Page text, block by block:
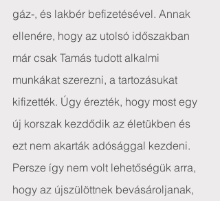
gáz-, és lakbér befizetésével. Annak
ellenére, hogy az utolsó időszakban
már csak Tamás tudott alkalmi
munkákat szerezni, a tartozásukat
kifizették. Úgy érezték, hogy most egy
új korszak kezdődik az életükben és
ezt nem akarták adósággal kezdeni.
Persze így nem volt lehetőségük arra,
hogy az újszülöttnek bevásároljanak,